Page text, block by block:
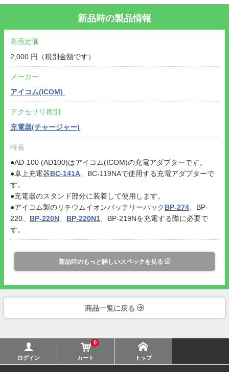
新品時の製品情報
商品定価
2,000 円（税別金額です）
メーカー
アイコム(ICOM)
アクセサリ種別
充電器(チャージャー)
特長
●AD-100 (AD100)はアイコム(ICOM)の充電アダプターです。
●卓上充電器BC-141A 、BC-119NAで使用する充電アダプターで
す。
●充電器のスタンド部分に装着して使用します。
●アイコム製のリチウムイオンバッテリーパックBP-274 、BP-
220、 BP-220N BP-220N1 、BP-219Nを充電する際に必要で
す。
新品時のもっと詳しいスペックを見る
商品一覧に戻る
ログイン
0
カート トップ